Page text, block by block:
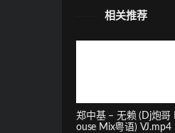
相关推荐
郑中基 – 无赖 (Dj炮哥
ouse Mix粤语) VJ.mp4